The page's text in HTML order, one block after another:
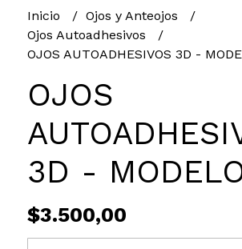
Inicio
Ojos y Anteojos
Ojos Autoadhesivos
OJOS AUTOADHESIVOS 3D -
OJOS
3D -
$3.500,00